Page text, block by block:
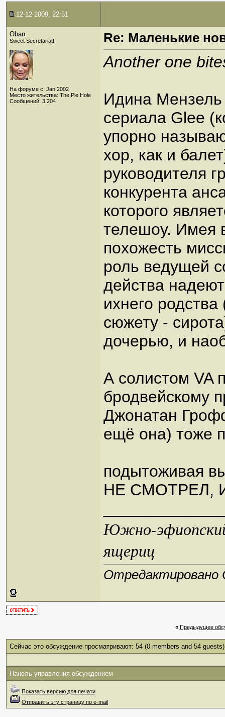
12-12-2009, 22:51
Oban
Sweet Secretariat!
На форуме с: Jan 2002
Место жительства: The Pie Hole
Сообщений: 3,204
Re: Маленькие
Another one
Идина Мензель
сериала Glee
упорно
хор, как и
руководителя
конкурента
которого
телешоу. Имея
похожесть
роль ведущей
действа
ихнего
сюжету -
дочерью, и
А солистом VA
бродвейскому
Джонатан
ещё она) тоже
подытоживая
НЕ СМОТРЕЛ,
Южно-эфиопский
ящериц
Отредактировано
« Предыдущее
Сейчас это обсуждение просматривают: 54 (0 members and 54 guests)
Панель управления обсуждением
Показать версию для печати
Отправить эту страницу по e-mail